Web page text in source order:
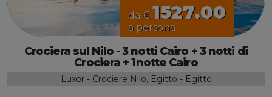
da €1527.00
a persona
Crociera sul Nilo - 3 notti Cairo + 3 notti di
Crociera + 1notte Cairo
Luxor - Crociere Nilo, Egitto - Egitto